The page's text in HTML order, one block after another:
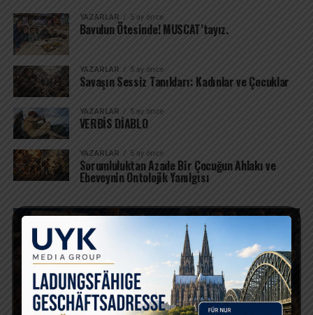
YAZARLAR 5 ay önce
Bavulun Ötesinde! MUSCAT’tayız.
YAZARLAR 5 ay önce
Savaşın Sessiz Tanıkları: Kadınlar ve Çocuklar
YAZARLAR 5 ay önce
VERBİS DİABLO
YAZARLAR 5 ay önce
Sorumluluktan Azade Bir Çocuğun Ahlakı ve
Ebeveynin Ontolojik Yanılgısı